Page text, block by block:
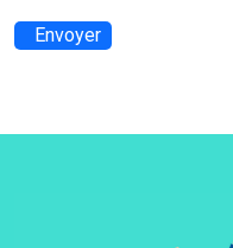
Envoyer